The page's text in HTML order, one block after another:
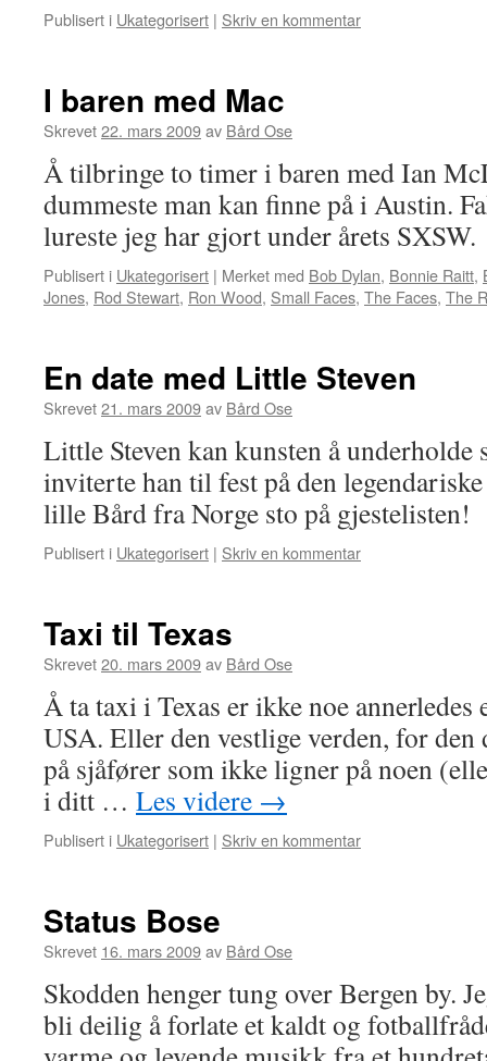
Publisert i Ukategorisert | Skriv en kommentar
I baren med Mac
Skrevet22. mars 2009av Bård Ose
Å tilbringe to timer i baren med Ian
dummeste man kan finne på i Austin.
lureste jeg har gjort under årets SXSW.
Publisert i Ukategorisert | Merket med Bob Dylan, Bonnie Raitt,
Jones, Rod Stewart, Ron Wood, Small Faces, The Faces, The
En date med Little Steven
Skrevet21. mars 2009av Bård Ose
Little Steven kan kunsten å underholde
inviterte han til fest på den
lille Bård fra Norge sto på gjestelisten!
Publisert i Ukategorisert | Skriv en kommentar
Taxi til Texas
Skrevet20. mars 2009av Bård Ose
Å ta taxi i Texas er ikke noe annerledes
USA. Eller den vestlige verden, for
på sjåfører som ikke ligner på noen
i ditt … Les videre →
Publisert i Ukategorisert | Skriv en kommentar
Status Bose
Skrevet 16. mars 2009av Bård Ose
Skodden henger tung over Bergen by.
bli deilig å forlate et kaldt og